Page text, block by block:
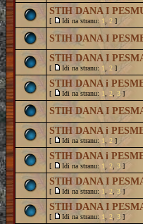
STIH DANA I
[ Idi na stranu: 1 2 ]
STIH DANA I
STIH DANA I
[ Idi na stranu: 1 2 ]
STIH DANA i
[ Idi na stranu: 1 2 3 ]
STIH DANA I
STIH DANA i
[ Idi na stranu: 1 2 ]
STIH DANA i
[ Idi na stranu: 1 2 3 ]
STIH DANA I
[ Idi na stranu: 1 2 3 ]
STIH DANA I
[ Idi na stranu: 1 2 3 ]